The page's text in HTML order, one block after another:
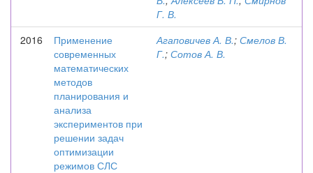
Г. В.
2016
Применение
современных
математических
методов
планирования и
анализа
экспериментов при
решении задач
оптимизации
режимов СЛС
Агаповичев А. В.; Смелов В.
Г.; Сотов А. В.